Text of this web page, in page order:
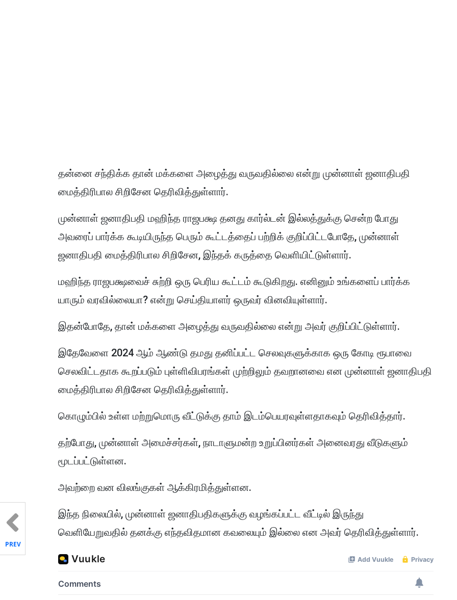
தன்னை சந்திக்க தான் மக்களை அழைத்து வருவதில்லை என்று முன்னாள் ஜனாதிபதி
மைத்திரிபால சிறிசேன தெரிவித்துள்ளார்.
முன்னாள் ஜனாதிபதி மஹிந்த ராஜபக்ஷ தனது கார்ல்டன் இல்லத்துக்கு சென்ற போது
அவரைப் பார்க்க கூடியிருந்த பெரும் கூட்டத்தைப் பற்றிக் குறிப்பிட்டபோதே, முன்னாள்
ஜனாதிபதி மைத்திரிபால சிறிசேன, இந்தக் கருத்தை வெளியிட்டுள்ளார்.
மஹிந்த ராஜபக்ஷவைச் சுற்றி ஒரு பெரிய கூட்டம் கூடுகிறது. எனினும் உங்களைப் பார்க்க
யாரும் வரவில்லையா? என்று செய்தியாளர் ஒருவர் வினவியுள்ளார்.
இதன்போதே, தான் மக்களை அழைத்து வருவதில்லை என்று அவர் குறிப்பிட்டுள்ளார்.
இதேவேளை 2024 ஆம் ஆண்டு தமது தனிப்பட்ட செலவுகளுக்காக ஒரு கோடி ரூபாவை
செலவிட்டதாக கூறப்படும் புள்ளிவிபரங்கள் முற்றிலும் தவறானவை என முன்னாள் ஜனாதிபதி
மைத்திரிபால சிறிசேன தெரிவித்துள்ளார்.
கொழும்பில் உள்ள மற்றுமொரு வீட்டுக்கு தாம் இடம்பெயரவுள்ளதாகவும் தெரிவித்தார்.
தற்போது, முன்னாள் அமைச்சர்கள், நாடாளுமன்ற உறுப்பினர்கள் அனைவரது வீடுகளும்
மூடப்பட்டுள்ளன.
அவற்றை வன விலங்குகள் ஆக்கிரமித்துள்ளன.
இந்த நிலையில், முன்னாள் ஜனாதிபதிகளுக்கு வழங்கப்பட்ட வீட்டில் இருந்து
வெளியேறுவதில் தனக்கு எந்தவிதமான கவலையும் இல்லை என அவர் தெரிவித்துள்ளார்.
PREV